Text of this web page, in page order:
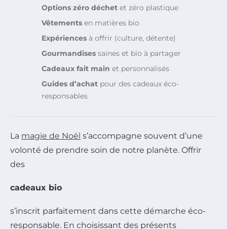
Options zéro déchet et zéro plastique
Vêtements en matières bio
Expériences à offrir (culture, détente)
Gourmandises saines et bio à partager
Cadeaux fait main et personnalisés
Guides d’achat pour des cadeaux éco-
responsables
La magie de Noël s’accompagne souvent d’une
volonté de prendre soin de notre planète. Offrir
des
cadeaux bio
s’inscrit parfaitement dans cette démarche éco-
responsable. En choisissant des présents